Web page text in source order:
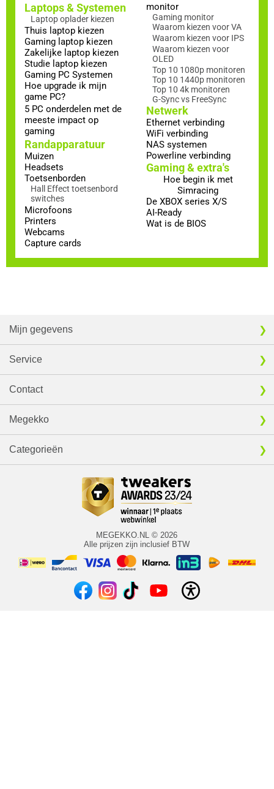
Laptops & Systemen
Laptop oplader kiezen
Thuis laptop kiezen
Gaming laptop kiezen
Zakelijke laptop kiezen
Studie laptop kiezen
Gaming PC Systemen
Hoe upgrade ik mijn
game PC?
5 PC onderdelen met de
meeste impact op
gaming
Randapparatuur
Muizen
Headsets
Toetsenborden
Hall Effect toetsenbord
switches
Microfoons
Printers
Webcams
Capture cards
monitor
Gaming monitor
Waarom kiezen voor VA
Waarom kiezen voor IPS
Waarom kiezen voor
OLED
Top 10 1080p monitoren
Top 10 1440p monitoren
Top 10 4k monitoren
G-Sync vs FreeSync
Netwerk
Ethernet verbinding
WiFi verbinding
NAS systemen
Powerline verbinding
Gaming & extra's
Hoe begin ik met
Simracing
De XBOX series X/S
AI-Ready
Wat is de BIOS
Mijn gegevens
Service
Contact
Megekko
Categorieën
MEGEKKO.NL © 2026
Alle prijzen zijn inclusief BTW